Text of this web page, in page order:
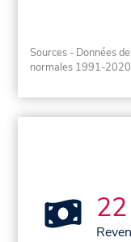
Sources - Données
normales 1991-2020